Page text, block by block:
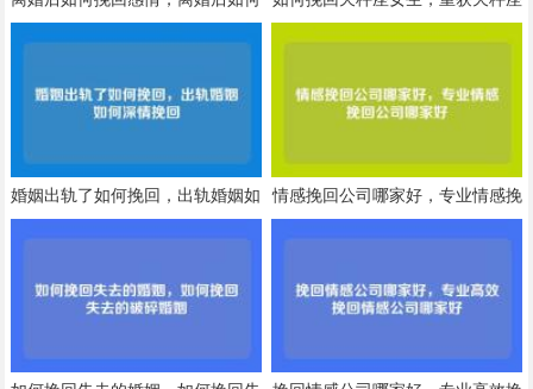
深情挽回感情
女生芳心
婚姻出轨了如何挽回，出轨婚姻如
何深情挽回
情感挽回公司哪家好，专业情感挽
回公司哪家好